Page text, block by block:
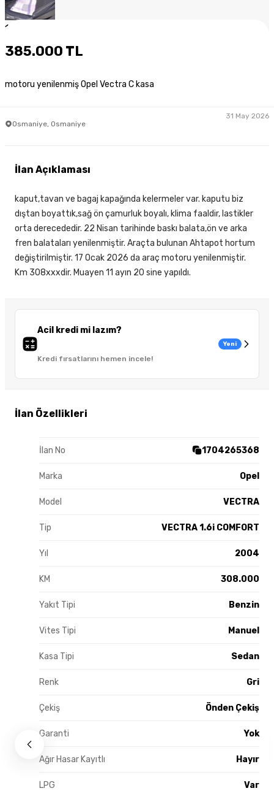
1
385.000 TL
motoru yenilenmiş Opel Vectra C kasa
Osmaniye, Osmaniye
31 May 2026
Acil kredi mi lazım?
Kredi fırsatlarını hemen incele!
Yeni
İlan Özellikleri
İlan No 1704265368
Marka Opel
Model VECTRA
Tip VECTRA 1.6i COMFORT
Yıl 2004
KM 308.000
Yakıt Tipi Benzin
Vites Tipi Manuel
Kasa Tipi Sedan
Renk Gri
Çekiş Önden Çekiş
Garanti Yok
Ağır Hasar Kayıtlı Hayır
LPG Var
İlan Açıklaması
kaput,tavan ve bagaj kapağında kelermeler var. kaputu biz
dıştan boyattık,sağ ön çamurluk boyalı, klima faaldir, lastikler
orta derecededir. 22 Nisan tarihinde baskı balata,ön ve arka
fren balataları yenilenmiştir. Araçta bulunan Ahtapot hortum
değiştirilmiştir. 17 Ocak 2026 da araç motoru yenilenmiştir.
Km 308xxxdir. Muayen 11 ayın 20 sine yapıldı.